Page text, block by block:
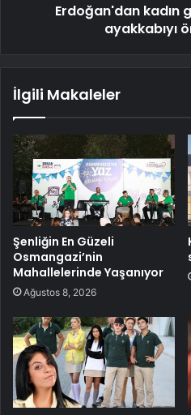
Erdoğan'dan kadın
ayakkabıyı
İlgili Makaleler
Şenliğin En Güzeli
Osmangazi’nin
Mahallelerinde Yaşanıyor
Ağustos 8, 2026